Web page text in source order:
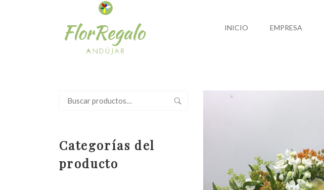
INICIO EMPRESA
Buscar
Categorías del
producto